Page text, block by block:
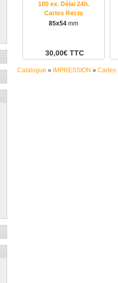
100 ex. Délai 24h.
Cartes Recto
85x54 mm
30,00€ TTC
Catalogue » IMPRESSION » Cartes